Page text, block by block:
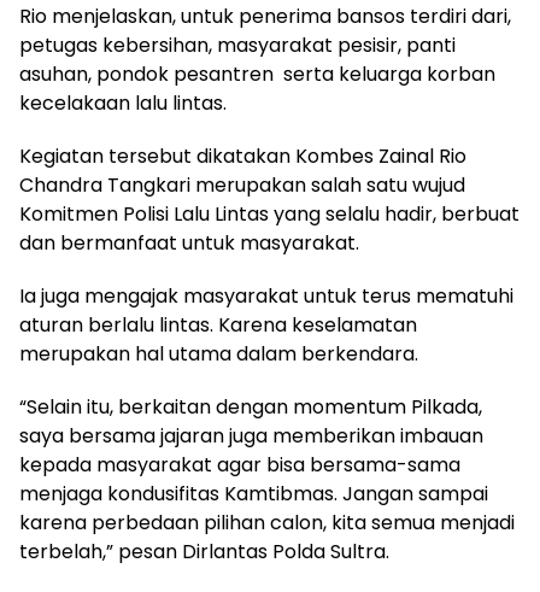
Rio menjelaskan, untuk penerima bansos terdiri dari,
petugas kebersihan, masyarakat pesisir, panti
asuhan, pondok pesantren serta keluarga korban
kecelakaan lalu lintas.
Kegiatan tersebut dikatakan Kombes Zainal Rio
Chandra Tangkari merupakan salah satu wujud
Komitmen Polisi Lalu Lintas yang selalu hadir, berbuat
dan bermanfaat untuk masyarakat.
Ia juga mengajak masyarakat untuk terus mematuhi
aturan berlalu lintas. Karena keselamatan
merupakan hal utama dalam berkendara.
“Selain itu, berkaitan dengan momentum Pilkada,
saya bersama jajaran juga memberikan imbauan
kepada masyarakat agar bisa bersama-sama
menjaga kondusifitas Kamtibmas. Jangan sampai
karena perbedaan pilihan calon, kita semua menjadi
terbelah,” pesan Dirlantas Polda Sultra.